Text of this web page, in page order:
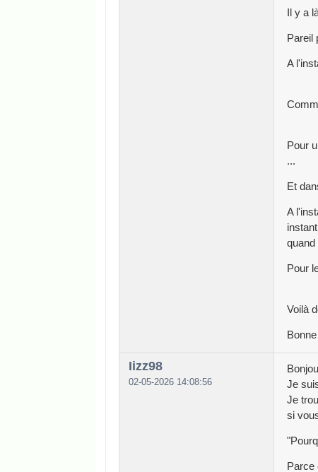
Il y a
Pareil
A
Pour
...
Et
A
quand
Pour
Voilà
Iizz98
02-05-2026 14:08:56
Je
Je
si
Parce